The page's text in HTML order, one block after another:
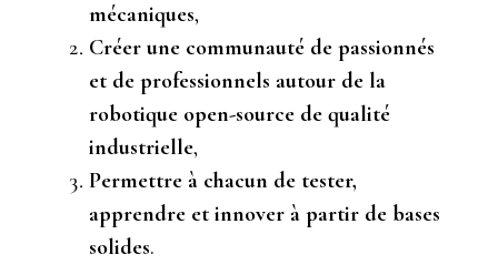
mécaniques,
Créer une communauté de passionnés
et de professionnels autour de la
robotique open-source de qualité
industrielle,
Permettre à chacun de tester,
apprendre et innover à partir de bases
solides.